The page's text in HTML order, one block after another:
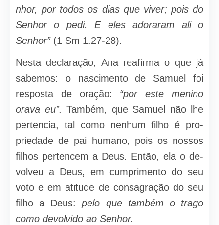
nhor, por todos os dias que viver; pois do
Senhor o pedi. E eles adoraram ali o
Senhor” (1 Sm 1.27-28).
Nesta declaração, Ana reafirma o que já
sabemos: o nascimento de Samuel foi
resposta de oração: “por este menino
orava eu”. Também, que Samuel não lhe
pertencia, tal como nenhum filho é pro­
priedade de pai humano, pois os nossos
filhos pertencem a Deus. Então, ela o de­
volveu a Deus, em cumprimento do seu
voto e em atitude de consagração do seu
filho a Deus:pelo que também o trago
como devolvido ao Senhor.